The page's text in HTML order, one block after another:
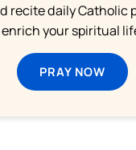
recite daily Catholic
enrich your spiritual
PRAY NOW